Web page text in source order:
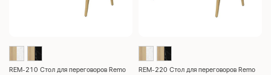
REM-210 Стол для переговоров Remo
REM-220 Стол для переговоров Remo